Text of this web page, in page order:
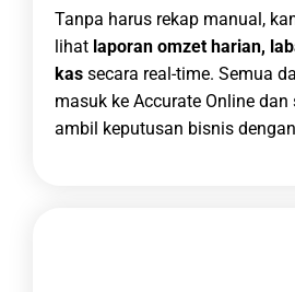
Tanpa harus rekap manual,
lihat laporan omzet harian,
kassecara real-time. Semua
masuk ke Accurate Online
ambil keputusan bisnis